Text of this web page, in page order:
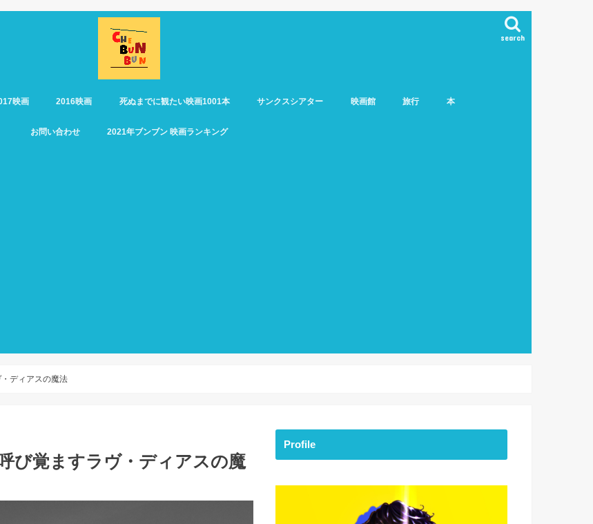
search
映画 2016映画 死ぬまでに観たい映画1001本 サンクスシアター 映画館 旅行 本
お問い合わせ 2021年ブンブン 映画ランキング
ディアスの魔法
び覚ますラヴ・ディアスの魔
Profile